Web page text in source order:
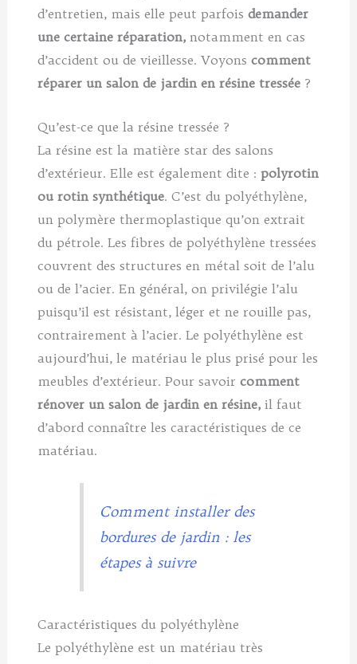
d’entretien, mais elle peut parfois demander
une certaine réparation,notamment en cas
d’accident ou de vieillesse. Voyonscomment
réparer un salon de jardin en résine tressée ?
Qu’est-ce que la résine tressée ?
La résine est la matière star des salons
d’extérieur. Elle est également dite : polyrotin
ou rotin synthétique. C’est du polyéthylène,
un polymère thermoplastique qu’on extrait
du pétrole. Les fibres de polyéthylène tressées
couvrent des structures en métal soit de l’alu
ou de l’acier. En général, on privilégie l’alu
puisqu’il est résistant, léger et ne rouille pas,
contrairement à l’acier. Le polyéthylène est
aujourd’hui, le matériau le plus prisé pour les
meubles d’extérieur. Pour savoircomment
rénover un salon de jardin en résine,il faut
d’abord connaître les caractéristiques de ce
matériau.
Comment installer des
bordures de jardin : les
étapes à suivre
Caractéristiques du polyéthylène
Le polyéthylène est un matériau très